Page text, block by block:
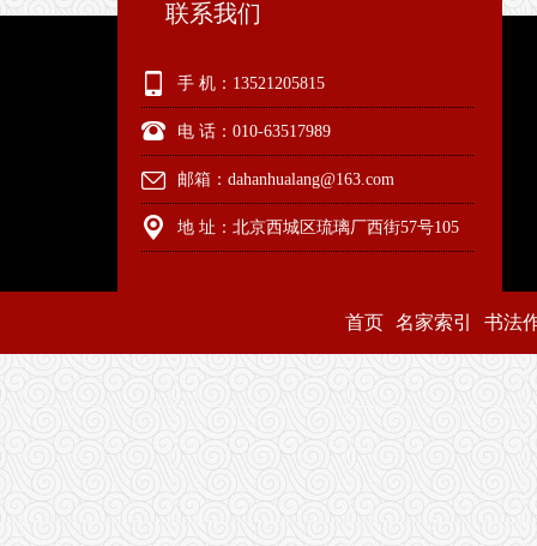
联系我们
手 机：13521205815
电 话：010-63517989
邮箱：dahanhualang@163.com
地 址：北京西城区琉璃厂西街57号105
首页 名家索引 书法